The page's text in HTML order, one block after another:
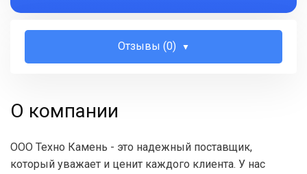
Отзывы (0)
О компании
ООО Техно Камень - это надежный поставщик,
который уважает и ценит каждого клиента. У нас